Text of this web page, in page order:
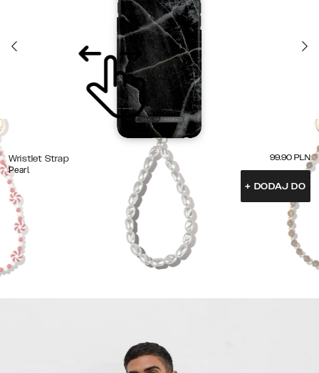
Wristlet Strap
Pearl
99.90 PLN
+ DODAJ DO